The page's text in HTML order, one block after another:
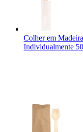
Colher em
Individualmente